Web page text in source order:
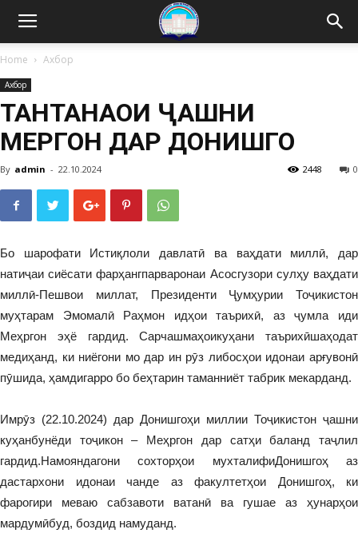
Home Ахбор
Ахбор
ТАНТАНАҲОИ ҶАШНИ
МЕҲРГОН ДАР ДОНИШГОҲ
By admin - 22.10.2024 0
2448
Бо шарофати Истиқлоли давлатӣ ва ваҳдати миллӣ, дар
натиҷаи сиёсати фарҳангпарваронаи Асосгузори сулҳу ваҳдати
миллӣ-Пешвои миллат, Президенти Ҷумҳурии Тоҷикистон
муҳтарам Эмомалӣ Раҳмон идҳои таърихӣ, аз ҷумла иди
Меҳргон эҳё гардид. Сарчашмаҳоикуҳани таърихӣшаҳодат
медиҳанд, ки ниёгони мо дар ин рӯз либосҳои идонаи арғувонӣ
пӯшида, ҳамдигарро бо беҳтарин таманниёт табрик мекарданд.
Имрӯз (22.10.2024) дар Донишгоҳи миллии Тоҷикистон ҷашни
куҳанбунёди тоҷикон – Меҳргон дар сатҳи баланд таҷлил
гардид.Намояндагони сохторҳои мухталифиДонишгоҳ аз
дастархони идонаи чанде аз факултетҳои Донишгоҳ, ки
фарогири меваю сабзавоти ватанӣ ва гушае аз ҳунарҳои
мардумӣбуд, боздид намуданд.